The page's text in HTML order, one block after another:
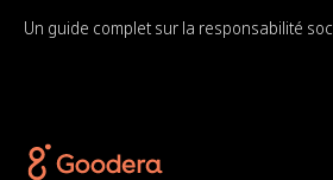
Un guide complet sur la responsabilité